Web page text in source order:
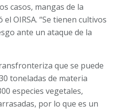
casos, mangas de la
OIRSA. “Se tienen cultivos
ante un ataque de la
que se puede
toneladas de materia
especies vegetales,
por lo que es un